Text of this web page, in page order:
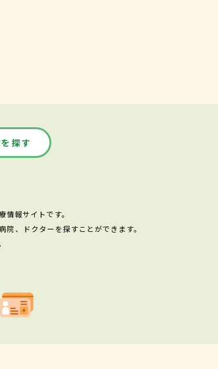
探す
報サイトです。
、ドクターを探すことができます。